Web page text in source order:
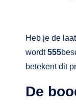
Heb je de
wordt555
betekent dit
De